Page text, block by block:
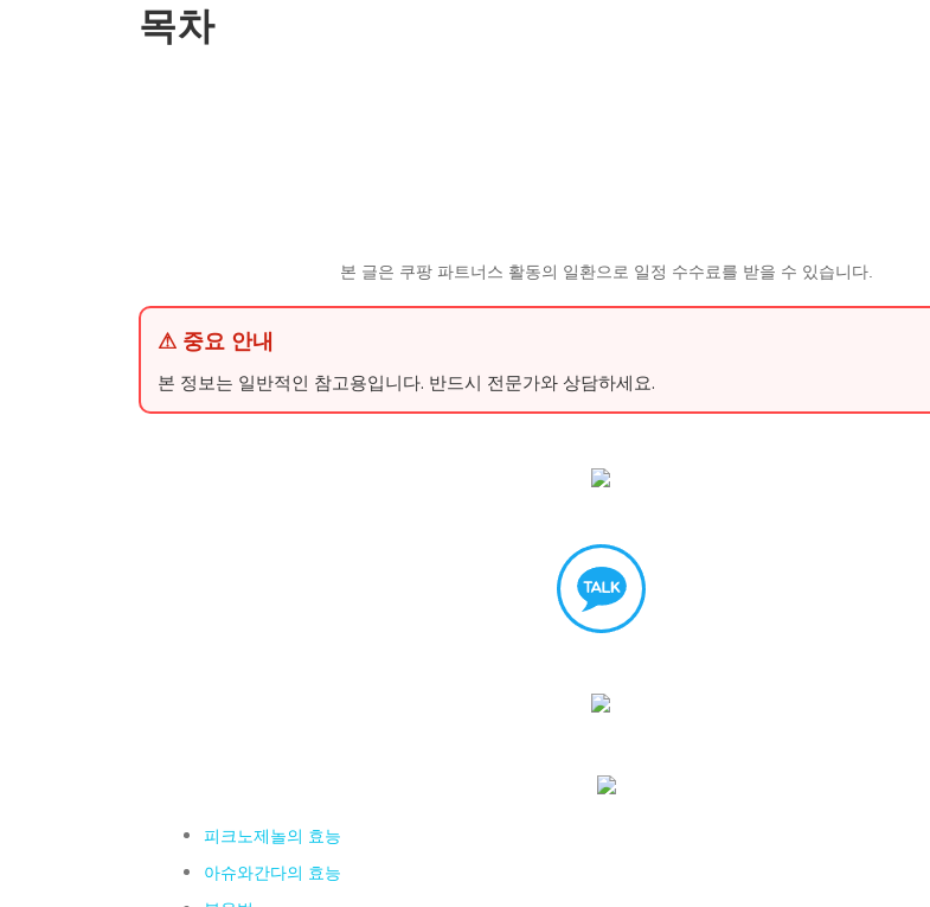
목차
본 글은 쿠팡 파트너스 활동의 일환으로 일정 수수료를 받을 수 있습니다.
⚠ 중요 안내
본 정보는 일반적인 참고용입니다. 반드시 전문가와 상담하세요.
피크노제놀의 효능
아슈와간다의 효능